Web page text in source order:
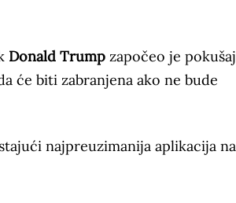
Donald Trump započeo je
će biti zabranjena ako ne bude
najpreuzimanija aplikacija na